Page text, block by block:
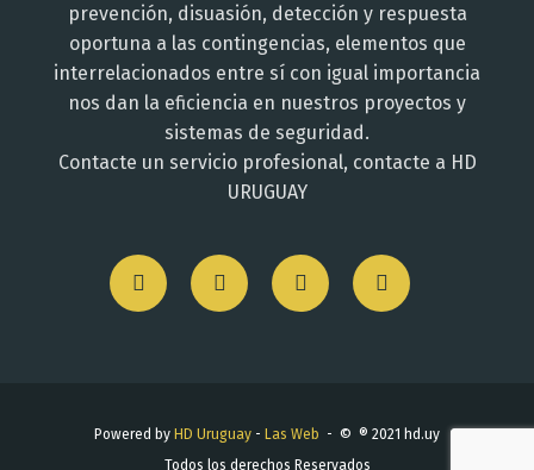
prevención, disuasión, detección y respuesta
oportuna a las contingencias, elementos que
interrelacionados entre sí con igual importancia
nos dan la eficiencia en nuestros proyectos y
sistemas de seguridad.
Contacte un servicio profesional, contacte a HD
URUGUAY
Powered by HD Uruguay - Las Web - © ® 2021 hd.uy
Todos los derechos Reservados